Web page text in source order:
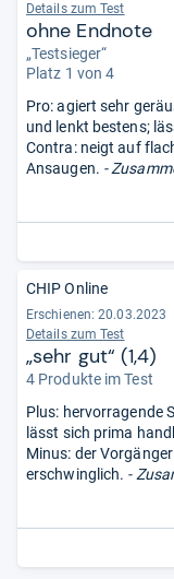
Details zum Test
ohne Endnote
„Testsieger“
Platz 1 von 4
Pro: agiert sehr
und lenkt bestens;
Contra: neigt auf
Ansaugen. -
CHIP Online
Erschienen: 20.03.2023
Details zum Test
„sehr gut“ (1,4)
4 Produkte im Test
Plus: hervorragende
lässt sich prima
Minus: der
erschwinglich. -